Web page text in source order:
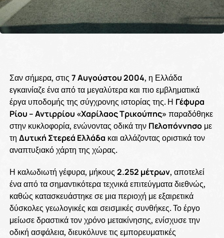
Σαν σήμερα, στις 7 Αυγούστου 2004, η Ελλάδα
εγκαινίαζε ένα από τα μεγαλύτερα και πιο εμβληματικά
έργα υποδομής της σύγχρονης ιστορίας της. Η Γέφυρα
Ρίου – Αντιρρίου «Χαρίλαος Τρικούπης» παραδόθηκε
στην κυκλοφορία, ενώνοντας οδικά την Πελοπόννησομε
τη Δυτική Στερεά Ελλάδα και αλλάζοντας οριστικά τον
αναπτυξιακό χάρτη της χώρας.
Η καλωδιωτή γέφυρα, μήκους 2.252 μέτρων, αποτελεί
ένα από τα σημαντικότερα τεχνικά επιτεύγματα διεθνώς,
καθώς κατασκευάστηκε σε μια περιοχή με εξαιρετικά
δύσκολες γεωλογικές και σεισμικές συνθήκες. Το έργο
μείωσε δραστικά τον χρόνο μετακίνησης, ενίσχυσε την
οδική ασφάλεια, διευκόλυνε τις εμπορευματικές